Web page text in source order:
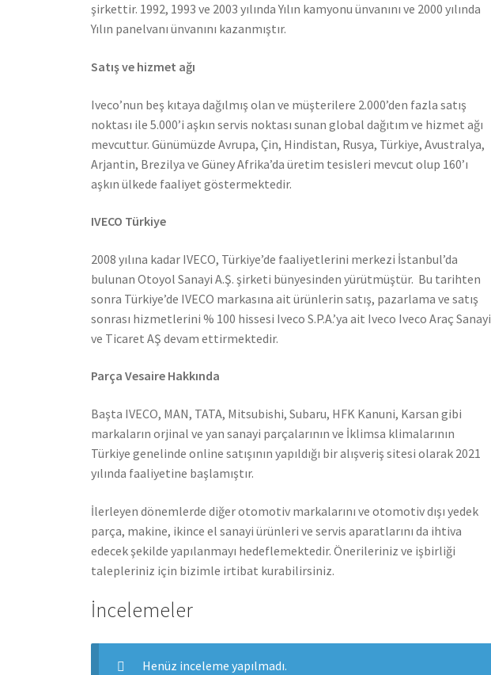
şirkettir. 1992, 1993 ve 2003 yılında Yılın kamyonu ünvanını ve 2000 yılında
Yılın panelvanı ünvanını kazanmıştır.
Satış ve hizmet ağı
Iveco’nun beş kıtaya dağılmış olan ve müşterilere 2.000’den fazla satış
noktası ile 5.000’i aşkın servis noktası sunan global dağıtım ve hizmet ağı
mevcuttur. Günümüzde Avrupa, Çin, Hindistan, Rusya, Türkiye, Avustralya,
Arjantin, Brezilya ve Güney Afrika’da üretim tesisleri mevcut olup 160’ı
aşkın ülkede faaliyet göstermektedir.
IVECO Türkiye
2008 yılına kadar IVECO, Türkiye’de faaliyetlerini merkezi İstanbul’da
bulunan Otoyol Sanayi A.Ş. şirketi bünyesinden yürütmüştür. Bu tarihten
sonra Türkiye’de IVECO markasına ait ürünlerin satış, pazarlama ve satış
sonrası hizmetlerini % 100 hissesi Iveco S.P.A.’ya ait Iveco Iveco Araç Sanayi
ve Ticaret AŞ devam ettirmektedir.
Parça Vesaire Hakkında
Başta IVECO, MAN, TATA, Mitsubishi, Subaru, HFK Kanuni, Karsan gibi
markaların orjinal ve yan sanayi parçalarının ve İklimsa klimalarının
Türkiye genelinde online satışının yapıldığı bir alışveriş sitesi olarak 2021
yılında faaliyetine başlamıştır.
İlerleyen dönemlerde diğer otomotiv markalarını ve otomotiv dışı yedek
parça, makine, ikince el sanayi ürünleri ve servis aparatlarını da ihtiva
edecek şekilde yapılanmayı hedeflemektedir. Önerileriniz ve işbirliği
talepleriniz için bizimle irtibat kurabilirsiniz.
İncelemeler
Henüz inceleme yapılmadı.